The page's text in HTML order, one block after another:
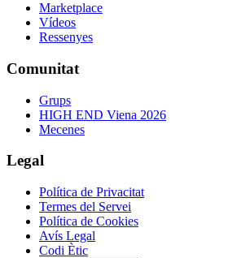
Marketplace
Vídeos
Ressenyes
Comunitat
Grups
HIGH END Viena 2026
Mecenes
Legal
Política de Privacitat
Termes del Servei
Política de Cookies
Avís Legal
Codi Ètic